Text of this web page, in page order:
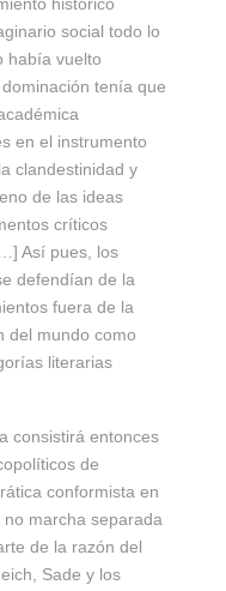
histórico
social todo lo
había vuelto
tenía que
en el instrumento
clandestinidad y
de las ideas
críticos
Así pues, los
defendían de la
fuera de la
del mundo como
literarias
consistirá entonces
de
conformista en
marcha separada
de la razón del
Sade y los